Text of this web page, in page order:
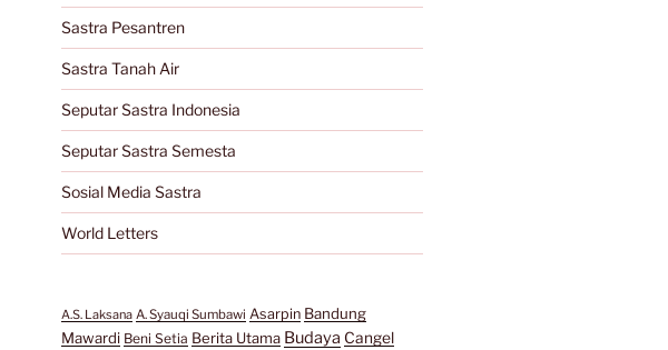
Sastra Pesantren
Sastra Tanah Air
Seputar Sastra Indonesia
Seputar Sastra Semesta
Sosial Media Sastra
World Letters
A.S. Laksana A. Syauqi Sumbawi Asarpin Bandung
Mawardi Beni Setia Berita Utama Budaya Cangel